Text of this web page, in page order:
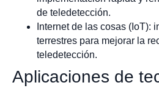
de teledetección.
Internet de las cosas (IoT):
terrestres para mejorar la
teledetección.
Aplicaciones de